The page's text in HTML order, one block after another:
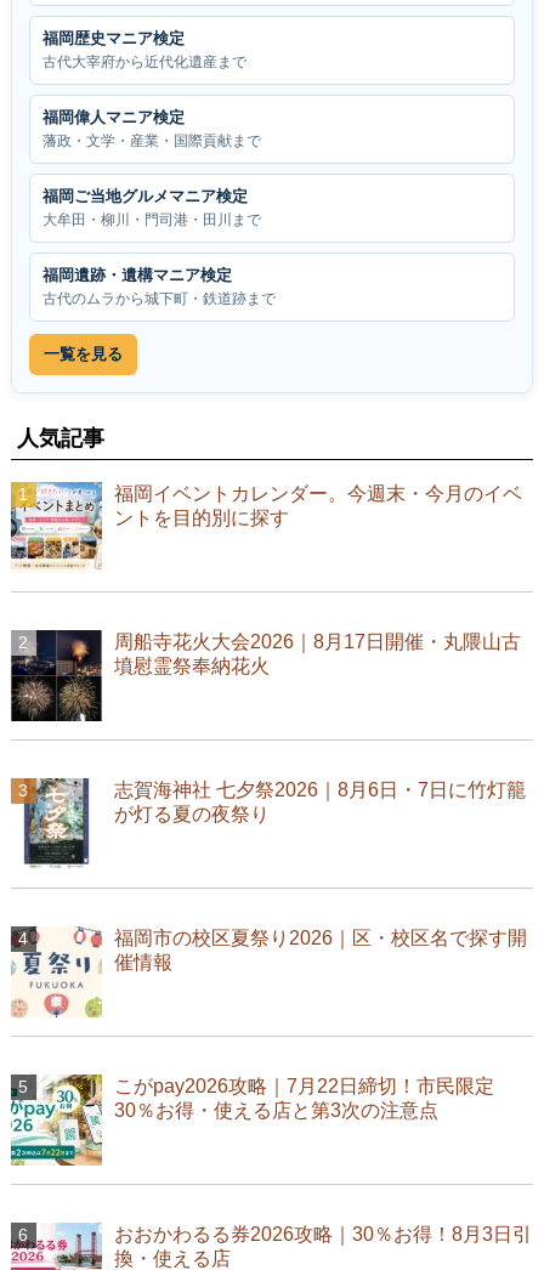
福岡歴史マニア検定
古代大宰府から近代化遺産まで
福岡偉人マニア検定
藩政・文学・産業・国際貢献まで
福岡ご当地グルメマニア検定
大牟田・柳川・門司港・田川まで
福岡遺跡・遺構マニア検定
古代のムラから城下町・鉄道跡まで
一覧を見る
人気記事
福岡イベントカレンダー。今週末・今月のイベ
ントを目的別に探す
周船寺花火大会2026｜8月17日開催・丸隈山古
墳慰霊祭奉納花火
志賀海神社 七夕祭2026｜8月6日・7日に竹灯籠
が灯る夏の夜祭り
福岡市の校区夏祭り2026｜区・校区名で探す開
催情報
こがpay2026攻略｜7月22日締切！市民限定
30％お得・使える店と第3次の注意点
おおかわるる券2026攻略｜30％お得！8月3日引
換・使える店